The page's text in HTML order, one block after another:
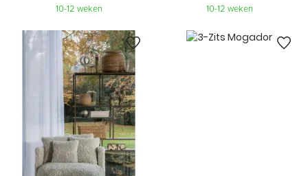
10-12 weken 10-12 weken